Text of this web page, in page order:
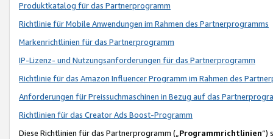
Produktkatalog für das Partnerprogramm
Richtlinie für Mobile Anwendungen im Rahmen des Partnerprogramms
Markenrichtlinien für das Partnerprogramm
IP-Lizenz- und Nutzungsanforderungen für das Partnerprogramm
Richtlinie für das Amazon Influencer Programm im Rahmen des
Anforderungen für Preissuchmaschinen in Bezug auf das
Richtlinien für das Creator Ads Boost-Programm
Diese Richtlinien für das Partnerprogramm („Programmrichtlinien“)